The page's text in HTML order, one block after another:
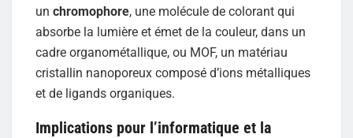
un chromophore, une molécule de colorant qui
absorbe la lumière et émet de la couleur, dans un
cadre organométallique, ou MOF, un matériau
cristallin nanoporeux composé d’ions métalliques
et de ligands organiques.
Implications pour l’informatique et la